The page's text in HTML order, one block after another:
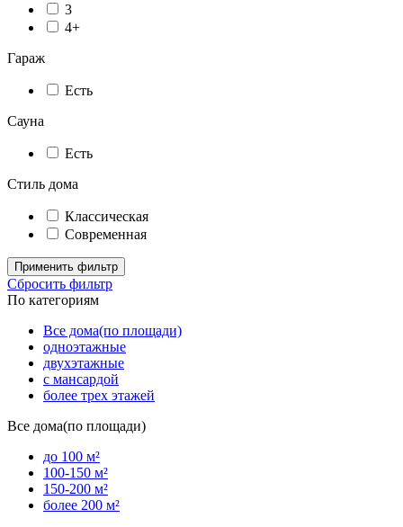
3
4+
Гараж
Есть
Сауна
Есть
Стиль дома
Классическая
Современная
Применить фильтр
Сбросить фильтр
По категориям
Все дома(по площади)
одноэтажные
двухэтажные
с мансардой
более трех этажей
Все дома(по площади)
до 100 м²
100-150 м²
150-200 м²
более 200 м²